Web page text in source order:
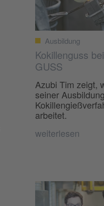
Ausbildung
Kokillenguss
GUSS
Azubi Tim zeigt,
seiner
arbeitet.
weiterlesen